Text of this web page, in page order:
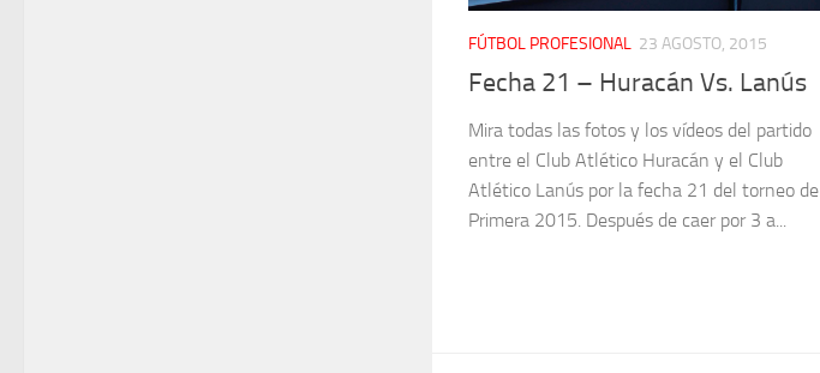
FÚTBOL PROFESIONAL 23 AGOSTO, 2015
Fecha 21 – Huracán Vs. Lanús
Mira todas las fotos y los vídeos del partido
entre el Club Atlético Huracán y el Club
Atlético Lanús por la fecha 21 del torneo de
Primera 2015. Después de caer por 3 a...